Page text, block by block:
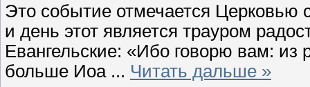
Это событие отмечается Церковью
и день этот является трауром
Евангельские: «Ибо говорю вам: из
больше Иоа ... Читать дальше »